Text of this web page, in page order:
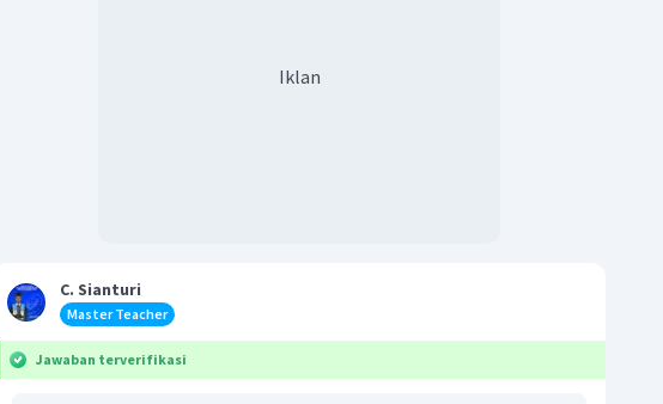
Iklan
C. Sianturi
Master Teacher
Jawaban terverifikasi